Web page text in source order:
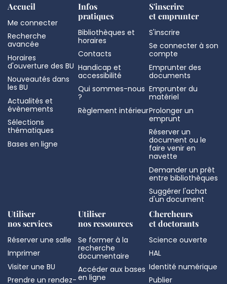
Accueil
Me connecter
Recherche
avancée
Horaires
d'ouverture des BU
Nouveautés dans
les BU
Actualités et
évènements
Sélections
thématiques
Bases en ligne
Infos
pratiques
Bibliothèques et
horaires
Contacts
Handicap et
accessibilité
Qui sommes-nous
?
Règlement intérieur
S'inscrire
et emprunter
S'inscrire
Se connecter à son
compte
Emprunter des
documents
Emprunter du
matériel
Prolonger un
emprunt
Réserver un
document ou le
faire venir en
navette
Demander un prêt
entre bibliothèques
Suggérer l'achat
d'un document
Utiliser
nos services
Réserver une salle
Imprimer
Visiter une BU
Prendre un rendez-
Utiliser
nos ressources
Se former à la
recherche
documentaire
Accéder aux bases
en ligne
Chercheurs
et doctorants
Science ouverte
HAL
Identité numérique
Publier